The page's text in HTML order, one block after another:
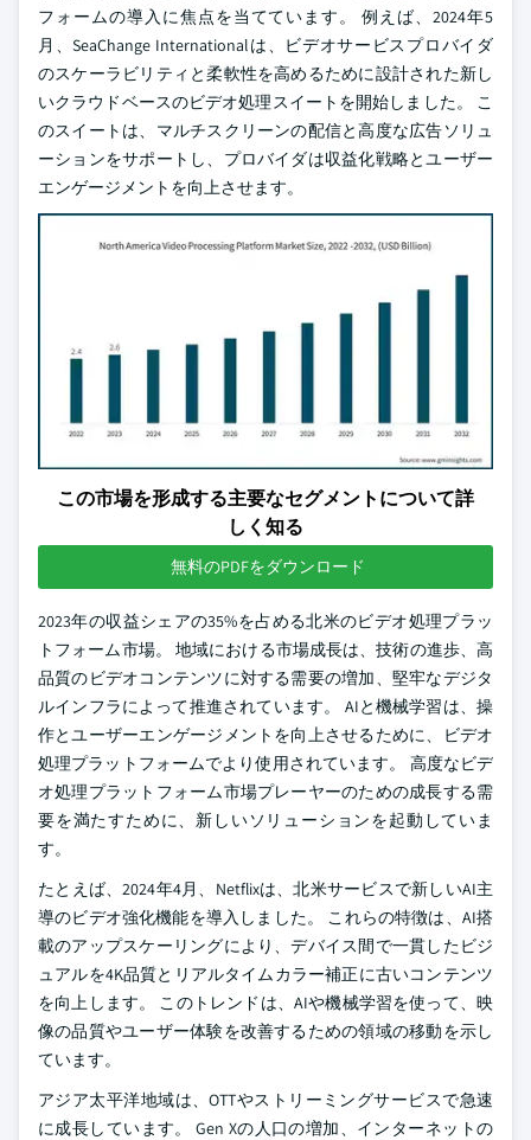
フォームの導入に焦点を当てています。 例えば、2024年5
月、SeaChange Internationalは、ビデオサービスプロバイダ
のスケーラビリティと柔軟性を高めるために設計された新し
いクラウドベースのビデオ処理スイートを開始しました。 こ
のスイートは、マルチスクリーンの配信と高度な広告ソリュ
ーションをサポートし、プロバイダは収益化戦略とユーザー
エンゲージメントを向上させます。
この市場を形成する主要なセグメントについて詳
しく知る
無料のPDFをダウンロード
2023年の収益シェアの35%を占める北米のビデオ処理プラッ
トフォーム市場。 地域における市場成長は、技術の進歩、高
品質のビデオコンテンツに対する需要の増加、堅牢なデジタ
ルインフラによって推進されています。 AIと機械学習は、操
作とユーザーエンゲージメントを向上させるために、ビデオ
処理プラットフォームでより使用されています。 高度なビデ
オ処理プラットフォーム市場プレーヤーのための成長する需
要を満たすために、新しいソリューションを起動していま
す。
たとえば、2024年4月、Netflixは、北米サービスで新しいAI主
導のビデオ強化機能を導入しました。 これらの特徴は、AI搭
載のアップスケーリングにより、デバイス間で一貫したビジ
ュアルを4K品質とリアルタイムカラー補正に古いコンテンツ
を向上します。 このトレンドは、AIや機械学習を使って、映
像の品質やユーザー体験を改善するための領域の移動を示し
ています。
アジア太平洋地域は、OTTやストリーミングサービスで急速
に成長しています。 Gen Xの人口の増加、インターネットの